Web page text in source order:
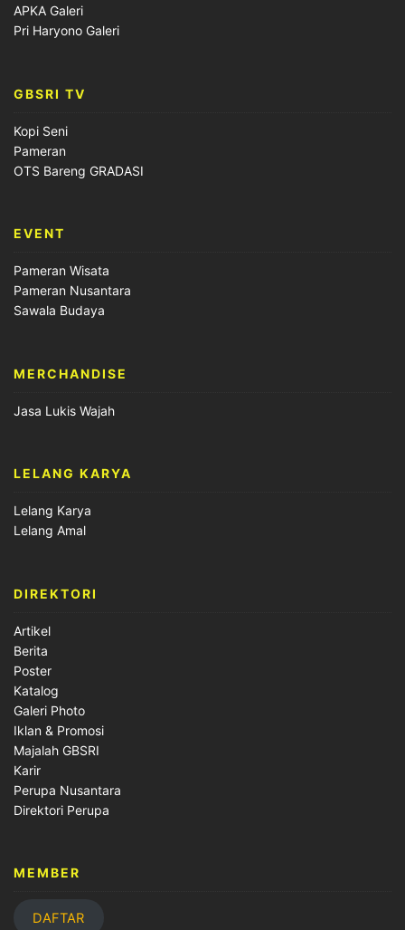
APKA Galeri
Pri Haryono Galeri
GBSRI TV
Kopi Seni
Pameran
OTS Bareng GRADASI
EVENT
Pameran Wisata
Pameran Nusantara
Sawala Budaya
MERCHANDISE
Jasa Lukis Wajah
LELANG KARYA
Lelang Karya
Lelang Amal
DIREKTORI
Artikel
Berita
Poster
Katalog
Galeri Photo
Iklan & Promosi
Majalah GBSRI
Karir
Perupa Nusantara
Direktori Perupa
MEMBER
DAFTAR